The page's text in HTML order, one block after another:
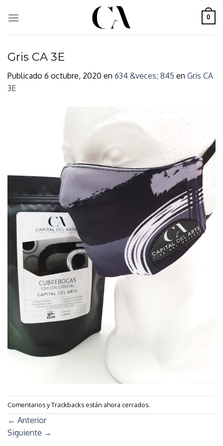
0
Gris CA 3E
Publicado 6 octubre, 2020 en 634 &veces; 845 en Gris CA
3E
Comentarios y Trackbacks están ahora cerrados.
← Anterior
Siguiente →